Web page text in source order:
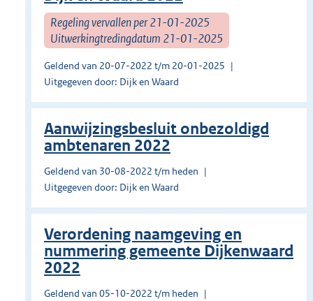
Regeling vervallen per 21-01-2025
Uitwerkingtredingdatum 21-01-2025
Geldend van 20-07-2022 t/m 20-01-2025
Uitgegeven door: Dijk en Waard
Aanwijzingsbesluit onbezoldigd
ambtenaren 2022
Geldend van 30-08-2022 t/m heden
Uitgegeven door: Dijk en Waard
Verordening naamgeving en
nummering gemeente Dijkenwaard
2022
Geldend van 05-10-2022 t/m heden